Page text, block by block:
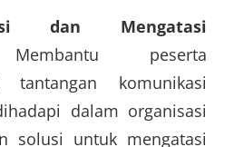
dan Mengatasi
peserta
tantangan komunikasi
dalam organisasi
solusi untuk mengatasi